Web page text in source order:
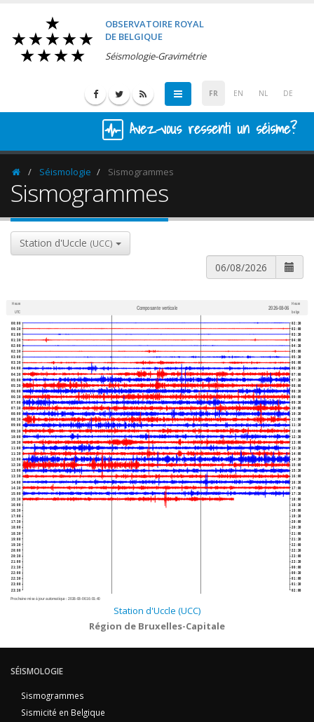
OBSERVATOIRE ROYAL
DE BELGIQUE
Séismologie-Gravimétrie
FR EN NL DE
Avez-vous ressenti un séisme?
HomepageSéismologie Sismogrammes
Sismogrammes
Station d'Uccle (UCC)
Heure
UTC
Composante verticale 2026-08-06
Heure
belge
00:00
00:30
01:00
01:30
02:00
02:30
03:00
03:30
04:00
04:30
05:00
05:30
06:00
06:30
07:00
07:30
08:00
08:30
09:00
09:30
10:00
10:30
11:00
11:30
12:00
12:30
13:00
13:30
14:00
14:30
15:00
15:30
16:00
16:30
17:00
17:30
18:00
18:30
19:00
19:30
20:00
20:30
21:00
21:30
22:00
22:30
23:00
23:30
02:30
03:00
03:30
04:00
04:30
05:00
05:30
06:00
06:30
07:00
07:30
08:00
08:30
09:00
09:30
10:00
10:30
11:00
11:30
12:00
12:30
13:00
13:30
14:00
14:30
15:00
15:30
16:00
16:30
17:00
17:30
18:00
18:30
19:00
19:30
20:00
20:30
21:00
21:30
22:00
22:30
23:00
23:30
00:00
00:30
01:00
01:30
02:00
Prochaine mise à jour automatique :2026-08-06 16:01:40
Station d'Uccle (UCC)
Région de Bruxelles-Capitale
SÉISMOLOGIE
Sismogrammes
Sismicité en Belgique